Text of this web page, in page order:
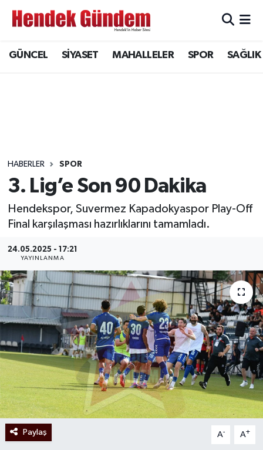
GÜNCEL SİYASET MAHALLELER SPOR SAĞLIK
HABERLER SPOR
3. Lig’e Son 90 Dakika
Hendekspor, Suvermez Kapadokyaspor Play-Off
Final karşılaşması hazırlıklarını tamamladı.
24.05.2025 - 17:21
YAYINLANMA
Paylaş A- A+
Sakarya Hava Durumu
Süper Lig Puan Durumu ve Fikstür
Tüm Manşetler
Son Dakika Haberleri
Haber Arşivi